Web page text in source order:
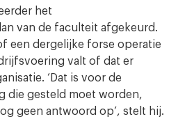
het
van de faculteit afgekeurd.
een dergelijke forse operatie
valt of dat er
‘Dat is voor de
die gesteld moet worden,
geen antwoord op’, stelt hij.